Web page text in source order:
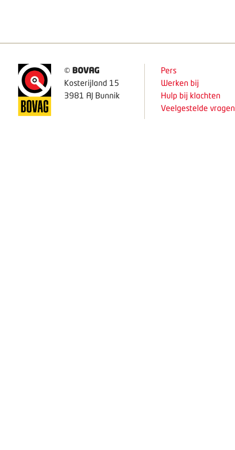
© BOVAG
Kosterijland 15
3981 AJ Bunnik
Pers
Werken bij
Hulp bij klachten
Veelgestelde vragen